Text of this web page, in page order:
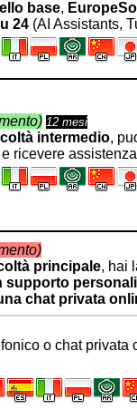
base,
24 (AI Assistants,
12 mesi
intermedio,
e ricevere
principale, hai
supporto
chat privata
o chat